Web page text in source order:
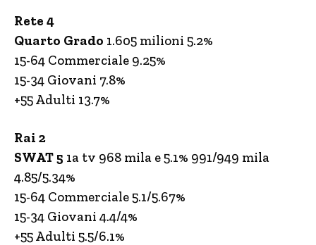
Rete 4
Quarto Grado 1.605 milioni 5.2%
15-64 Commerciale 9.25%
15-34 Giovani 7.8%
+55 Adulti 13.7%
Rai 2
SWAT 5 1a tv 968 mila e 5.1% 991/949 mila
4.85/5.34%
15-64 Commerciale 5.1/5.67%
15-34 Giovani 4.4/4%
+55 Adulti 5.5/6.1%